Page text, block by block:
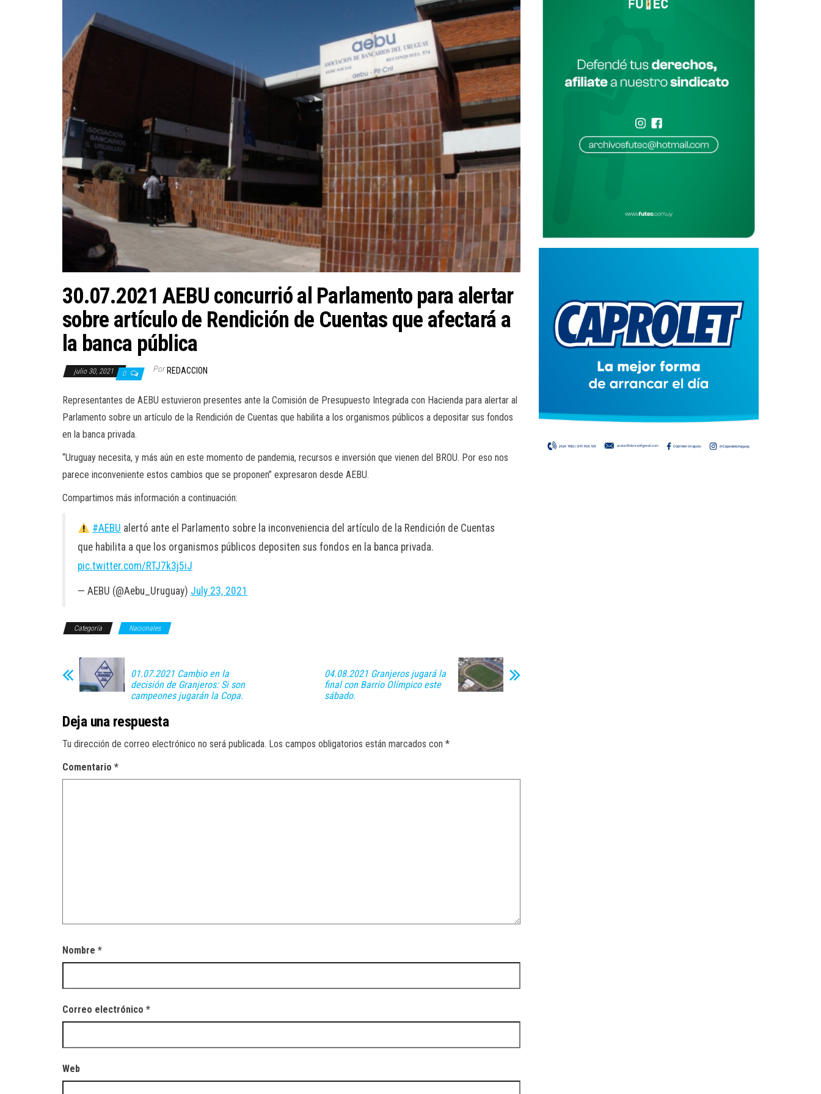
30.07.2021 AEBU concurrió al Parlamento para alertar
sobre artículo de Rendición de Cuentas que afectará a
la banca pública
julio 30, 2021 0 Por REDACCION
Representantes de AEBU estuvieron presentes ante la Comisión de Presupuesto Integrada con Hacienda para alertar al
Parlamento sobre un artículo de la Rendición de Cuentas que habilita a los organismos públicos a depositar sus fondos
en la banca privada.
“Uruguay necesita, y más aún en este momento de pandemia, recursos e inversión que vienen del BROU. Por eso nos
parece inconveniente estos cambios que se proponen” expresaron desde AEBU.
Compartimos más información a continuación:
#AEBU alertó ante el Parlamento sobre la inconveniencia del artículo de la Rendición de Cuentas
que habilita a que los organismos públicos depositen sus fondos en la banca privada.
pic.twitter.com/RTJ7k3j5iJ
— AEBU (@Aebu_Uruguay) July 23, 2021
Categoría Nacionales
01.07.2021 Cambio en la
decisión de Granjeros: Si son
campeones jugarán la Copa.
04.08.2021 Granjeros jugará la
final con Barrio Olímpico este
sábado.
Deja una respuesta
Tu dirección de correo electrónico no será publicada. Los campos obligatorios están marcados con *
Comentario *
Nombre *
Correo electrónico *
Web